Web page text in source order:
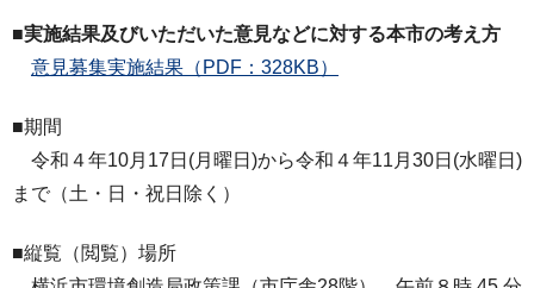
■実施結果及びいただいた意見などに対する本市の考え方
意見募集実施結果（PDF：328KB）
■期間
令和４年10月17日(月曜日)から令和４年11月30日(水曜日)
まで（土・日・祝日除く）
■縦覧（閲覧）場所